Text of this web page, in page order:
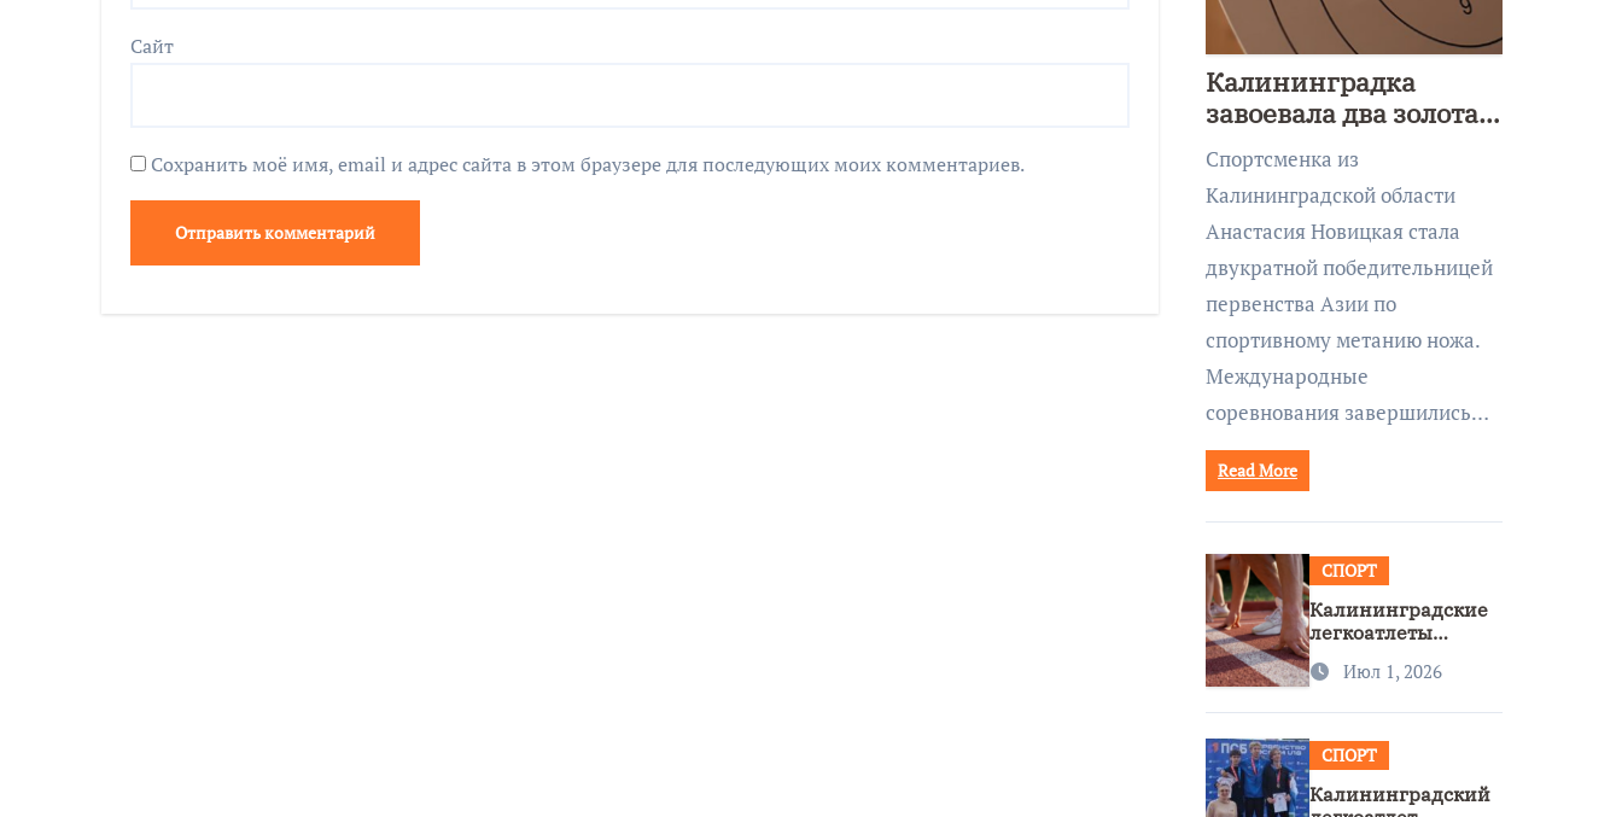
Сайт
Сохранить моё имя, email и адрес сайта в этом браузере для последующих моих комментариев.
Калининградка
завоевала два золота
первенства Азии по
метанию ножа
Спортсменка из
Калининградской области
Анастасия Новицкая стала
двукратной победительницей
первенства Азии по
спортивному метанию ножа.
Международные
соревнования завершились…
Read More
СПОРТ
Калининградские
легкоатлеты
бронзы на
Июл 1, 2026
СПОРТ
Калининградский